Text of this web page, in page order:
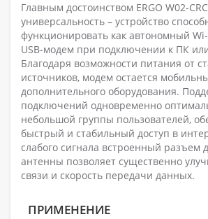
Главным достоинством ERGO W02-
универсальность – устройство
функционировать как автономный Wi-
USB-модем при подключении к ПК
Благодаря возможности питания от
источников, модем остается
дополнительного оборудования.
подключений одновременно
небольшой группы пользователей,
быстрый и стабильный доступ в
слабого сигнала встроенный разъем
антенны позволяет существенно
связи и скорость передачи данных.
ПРИМЕНЕНИЕ